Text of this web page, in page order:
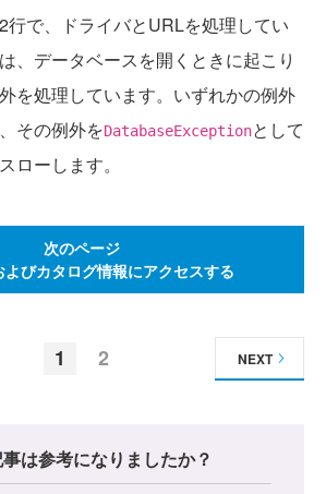
で、ドライバとURLを処理してい
、データベースを開くときに起こり
を処理しています。いずれかの例外
その例外をDatabaseExceptionとして
ローします。
次のページ
よびカタログ情報にアクセスする
1 2 NEXT
は参考になりましたか？